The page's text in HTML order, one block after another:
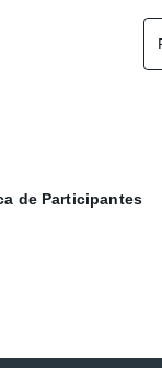
de Participantes